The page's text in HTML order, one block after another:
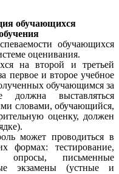
обучающихся
обучающихся
оценивания.
на второй и третьей
первое и второе учебное
обучающимся за
выставляться
словами, обучающийся,
оценку, должен
может проводиться в
формах: тестирование,
опросы, письменные
экзамены (устные и